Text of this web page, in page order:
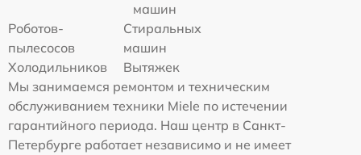
машин
Роботов-
пылесосов
Стиральных
машин
Холодильников
Вытяжек
Мы занимаемся ремонтом и техническим
обслуживанием техники Miele по истечении
гарантийного периода. Наш центр в Санкт-
Петербурге работает независимо и не имеет